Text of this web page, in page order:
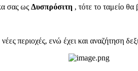
σας ως Δυσπρόσιτη , τότε το ταμείο
περιοχές, ενώ έχει και αναζήτηση